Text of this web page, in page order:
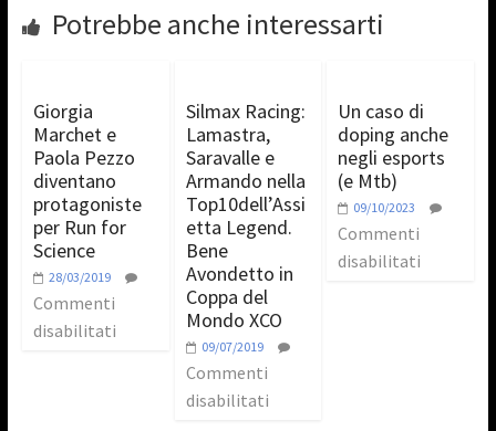
Potrebbe anche interessarti
Giorgia
Marchet e
Paola Pezzo
diventano
protagoniste
per Run for
Science
28/03/2019
Commenti
disabilitati
Silmax Racing:
Lamastra,
Saravalle e
Armando nella
Top10dell’Assi
etta Legend.
Bene
Avondetto in
Coppa del
Mondo XCO
09/07/2019
Commenti
disabilitati
Un caso di
doping anche
negli esports
(e Mtb)
09/10/2023
Commenti
disabilitati